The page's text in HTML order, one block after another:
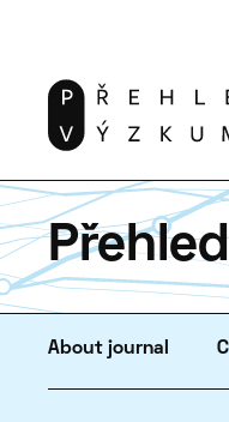
About journal